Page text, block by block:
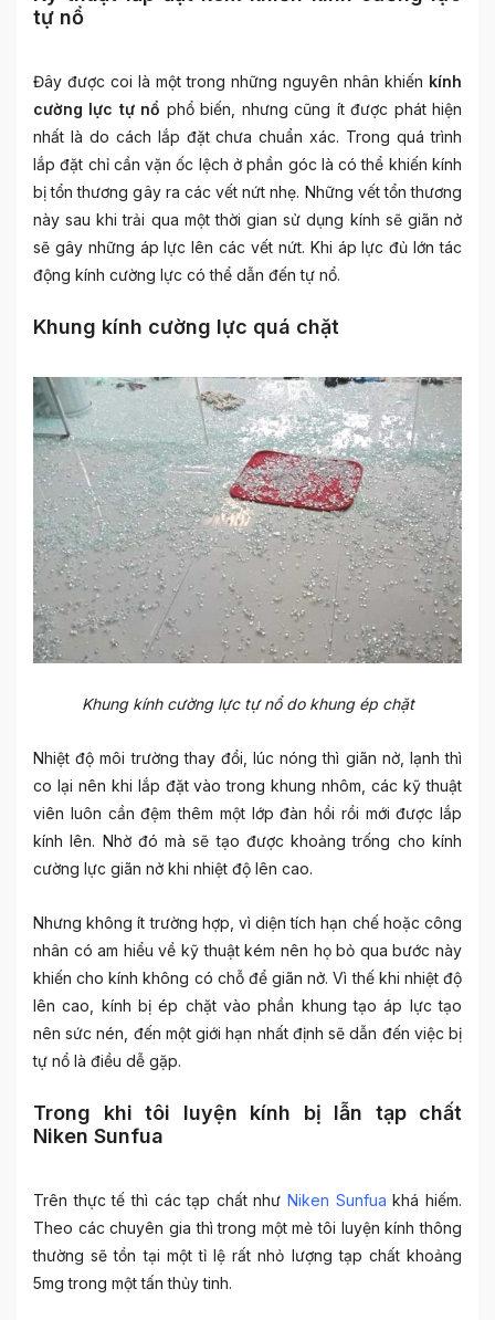
tự nổ
Đây được coi là một trong những nguyên nhân khiến kính
cường lực tự nổ phổ biến, nhưng cũng ít được phát hiện
nhất là do cách lắp đặt chưa chuẩn xác. Trong quá trình
lắp đặt chỉ cần vặn ốc lệch ở phần góc là có thể khiến kính
bị tổn thương gây ra các vết nứt nhẹ. Những vết tổn thương
này sau khi trải qua một thời gian sử dụng kính sẽ giãn nở
sẽ gây những áp lực lên các vết nứt. Khi áp lực đủ lớn tác
động kính cường lực có thể dẫn đến tự nổ.
Khung kính cường lực quá chặt
Khung kính cường lực tự nổ do khung ép chặt
Nhiệt độ môi trường thay đổi, lúc nóng thì giãn nở, lạnh thì
co lại nên khi lắp đặt vào trong khung nhôm, các kỹ thuật
viên luôn cần đệm thêm một lớp đàn hồi rồi mới được lắp
kính lên. Nhờ đó mà sẽ tạo được khoảng trống cho kính
cường lực giãn nở khi nhiệt độ lên cao.
Nhưng không ít trường hợp, vì diện tích hạn chế hoặc công
nhân có am hiểu về kỹ thuật kém nên họ bỏ qua bước này
khiến cho kính không có chỗ để giãn nở. Vì thế khi nhiệt độ
lên cao, kính bị ép chặt vào phần khung tạo áp lực tạo
nên sức nén, đến một giới hạn nhất định sẽ dẫn đến việc bị
tự nổ là điều dễ gặp.
Trong khi tôi luyện kính bị lẫn tạp chất
Niken Sunfua
Trên thực tế thì các tạp chất nhưNiken Sunfua khá hiếm.
Theo các chuyên gia thì trong một mẻ tôi luyện kính thông
thường sẽ tồn tại một tỉ lệ rất nhỏ lượng tạp chất khoảng
5mg trong một tấn thủy tinh.